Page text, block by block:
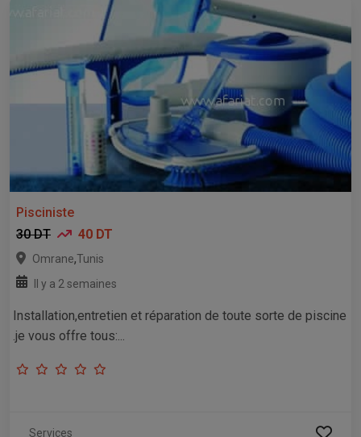
Pisciniste
30 DT
40 DT
Omrane,Tunis
Il y a 2 semaines
Installation,entretien et réparation de toute sorte de piscine
.je vous offre tous:...
Services